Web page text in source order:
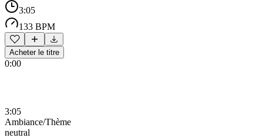
3:05
133 BPM
Acheter le titre
0:00
3:05
Ambiance/Thème
neutral